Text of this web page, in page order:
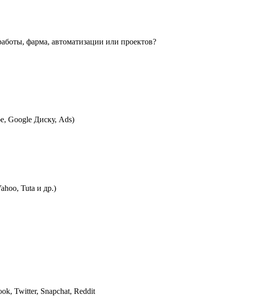
фарма, автоматизации или проектов?
Google Диску, Ads)
Tuta и др.)
Twitter, Snapchat, Reddit